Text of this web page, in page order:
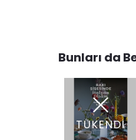
Bunları da
TÜKENDİ